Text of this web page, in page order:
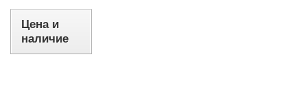
Цена и
наличие